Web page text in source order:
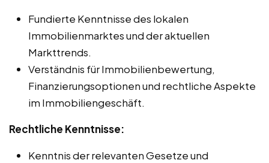
Fundierte Kenntnisse des lokalen
Immobilienmarktes und der aktuellen
Markttrends.
Verständnis für Immobilienbewertung,
Finanzierungsoptionen und rechtliche Aspekte
im Immobiliengeschäft.
Rechtliche Kenntnisse:
Kenntnis der relevanten Gesetze und